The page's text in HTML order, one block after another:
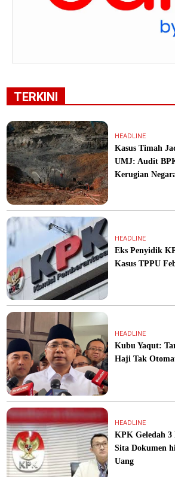
TERKINI
HEADLINE
Kasus Timah
UMJ: Audit
Kerugian
HEADLINE
Eks Penyidik
Kasus TPPU
HEADLINE
Kubu Yaqut:
Haji Tak
HEADLINE
KPK Geledah 3
Sita Dokumen
Uang